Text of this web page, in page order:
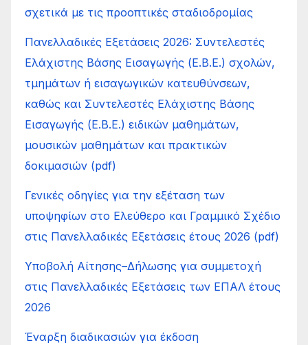
σχετικά με τις προοπτικές σταδιοδρομίας
Πανελλαδικές Εξετάσεις 2026: Συντελεστές
Ελάχιστης Βάσης Εισαγωγής (Ε.Β.Ε.) σχολών,
τμημάτων ή εισαγωγικών κατευθύνσεων,
καθώς και Συντελεστές Ελάχιστης Βάσης
Εισαγωγής (Ε.Β.Ε.) ειδικών μαθημάτων,
μουσικών μαθημάτων και πρακτικών
δοκιμασιών (pdf)
Γενικές οδηγίες για την εξέταση των
υποψηφίων στο Ελεύθερο και Γραμμικό Σχέδιο
στις Πανελλαδικές Εξετάσεις έτους 2026 (pdf)
Υποβολή Αίτησης–Δήλωσης για συμμετοχή
στις Πανελλαδικές Εξετάσεις των ΕΠΑΛ έτους
2026
Έναρξη διαδικασιών για έκδοση